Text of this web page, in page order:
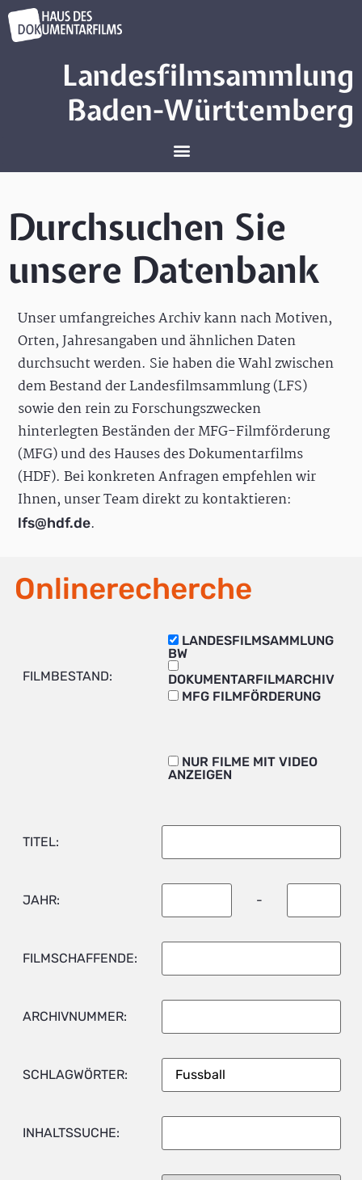
Landesfilmsammlung
Baden-Württemberg
Durchsuchen Sie
unsere Datenbank
Unser umfangreiches Archiv kann nach Motiven,
Orten, Jahresangaben und ähnlichen Daten
durchsucht werden. Sie haben die Wahl zwischen
dem Bestand der Landesfilmsammlung (LFS)
sowie den rein zu Forschungszwecken
hinterlegten Beständen der MFG-Filmförderung
(MFG) und des Hauses des Dokumentarfilms
(HDF). Bei konkreten Anfragen empfehlen wir
Ihnen, unser Team direkt zu kontaktieren:
lfs@hdf.de.
Onlinerecherche
FILMBESTAND:
LANDESFILMSAMMLUNG
BW
DOKUMENTARFILMARCHIV
MFG FILMFÖRDERUNG
NUR FILME MIT VIDEO
ANZEIGEN
TITEL:
JAHR: -
FILMSCHAFFENDE:
ARCHIVNUMMER:
SCHLAGWÖRTER:
INHALTSSUCHE: